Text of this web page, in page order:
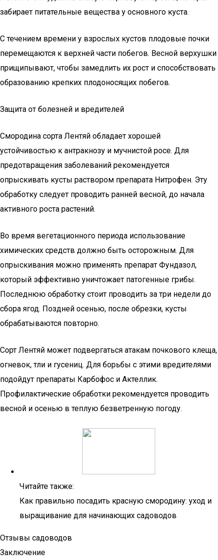
забирает питательные вещества у основного куста.
С течением времени у взрослых кустов плодовые почки
перемещаются к верхней части побегов. Весной верхушки
прищипывают, чтобы замедлить их рост и способствовать
образованию крепких плодоносящих побегов.
Защита от болезней и вредителей
Смородина сорта Лентяй обладает хорошей
устойчивостью к антракнозу и мучнистой росе. Для
предотвращения заболеваний рекомендуется
опрыскивать кусты раствором препарата Нитрофен. Эту
обработку следует проводить ранней весной, до начала
активного роста растений.
Во время вегетационного периода использование
химических средств должно быть осторожным. Для
опрыскивания можно применять препарат Фундазол,
который эффективно уничтожает патогенные грибы.
Последнюю обработку стоит проводить за три недели до
сбора ягод. Поздней осенью, после обрезки, кусты
обрабатываются повторно.
Сорт Лентяй может подвергаться атакам почкового клеща,
огневок, тли и гусениц. Для борьбы с этими вредителями
подойдут препараты Карбофос и Актеллик.
Профилактические обработки рекомендуется проводить
весной и осенью в теплую безветренную погоду.
Читайте также:
Как правильно посадить красную смородину: уход и
выращивание для начинающих садоводов
Отзывы садоводов
Заключение